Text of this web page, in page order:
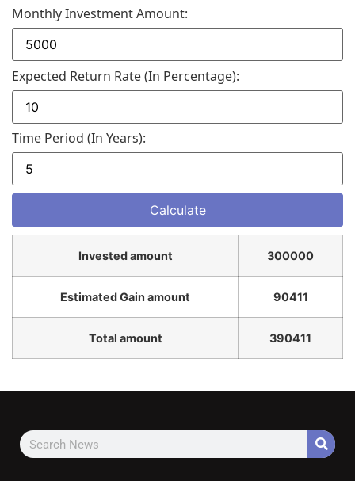
Monthly Investment Amount:
Expected Return Rate (in Percentage):
Time Period (in Years):
Invested amount 300000
Estimated Gain amount 90411
Total amount 390411